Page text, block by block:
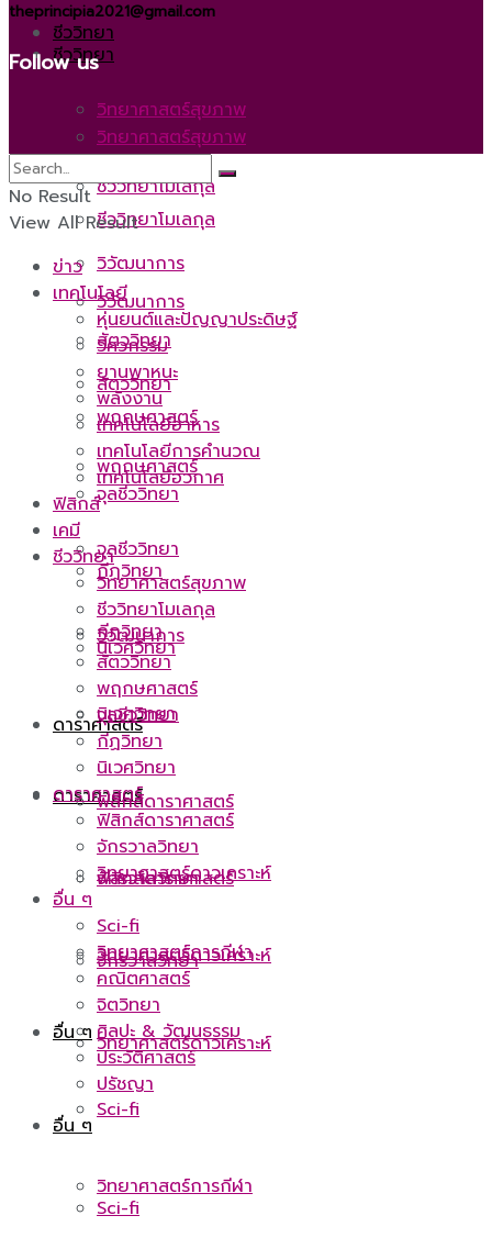
ชีววิทยา
วิทยาศาสตร์สุขภาพ
ชีววิทยาโมเลกุล
วิวัฒนาการ
สัตววิทยา
พฤกษศาสตร์
จุลชีววิทยา
กีฏวิทยา
นิเวศวิทยา
ดาราศาสตร์
ฟิสิกส์ดาราศาสตร์
จักรวาลวิทยา
วิทยาศาสตร์ดาวเคราะห์
อื่น ๆ
Sci-fi
ชีววิทยา
วิทยาศาสตร์สุขภาพ
ชีววิทยาโมเลกุล
วิวัฒนาการ
สัตววิทยา
พฤกษศาสตร์
จุลชีววิทยา
กีฏวิทยา
นิเวศวิทยา
ดาราศาสตร์
ฟิสิกส์ดาราศาสตร์
จักรวาลวิทยา
วิทยาศาสตร์ดาวเคราะห์
อื่น ๆ
Sci-fi
วิทยาศาสตร์การกีฬา
theprincipia2021@gmail.com
Follow us
No Result
View All Result
ข่าว
เทคโนโลยี
หุ่นยนต์และปัญญาประดิษฐ์
วิศวกรรม
ยานพาหนะ
พลังงาน
เทคโนโลยีอาหาร
เทคโนโลยีการคำนวณ
เทคโนโลยีอวกาศ
ฟิสิกส์
เคมี
ชีววิทยา
วิทยาศาสตร์สุขภาพ
ชีววิทยาโมเลกุล
วิวัฒนาการ
สัตววิทยา
พฤกษศาสตร์
จุลชีววิทยา
กีฏวิทยา
นิเวศวิทยา
ดาราศาสตร์
ฟิสิกส์ดาราศาสตร์
จักรวาลวิทยา
วิทยาศาสตร์ดาวเคราะห์
อื่น ๆ
Sci-fi
วิทยาศาสตร์การกีฬา
คณิตศาสตร์
จิตวิทยา
ศิลปะ & วัฒนธรรม
ประวัติศาสตร์
ปรัชญา